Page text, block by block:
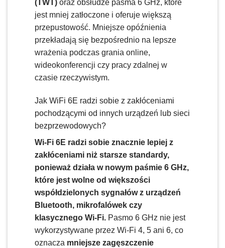
(TWT) oraz obsłudze pasma 6 GHz, które
jest mniej zatłoczone i oferuje większą
przepustowość. Mniejsze opóźnienia
przekładają się bezpośrednio na lepsze
wrażenia podczas grania online,
wideokonferencji czy pracy zdalnej w
czasie rzeczywistym.
Jak WiFi 6E radzi sobie z zakłóceniami
pochodzącymi od innych urządzeń lub sieci
bezprzewodowych?
Wi-Fi 6E radzi sobie znacznie lepiej z
zakłóceniami niż starsze standardy,
ponieważ działa w nowym paśmie 6 GHz,
które jest wolne od większości
współdzielonych sygnałów z urządzeń
Bluetooth, mikrofalówek czy
klasycznego Wi-Fi. Pasmo 6 GHz nie jest
wykorzystywane przez Wi-Fi 4, 5 ani 6, co
oznacza mniejsze zagęszczenie